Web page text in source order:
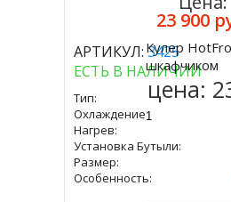
АРТИКУЛ:3425
ЕСТЬ В НАЛИЧИИ
Тип:
Охлаждение:
Нагрев:
Установка Бутыли:
Размер:
Особенность:
23 900
Купить
Кулер
шкафчиком
цена: